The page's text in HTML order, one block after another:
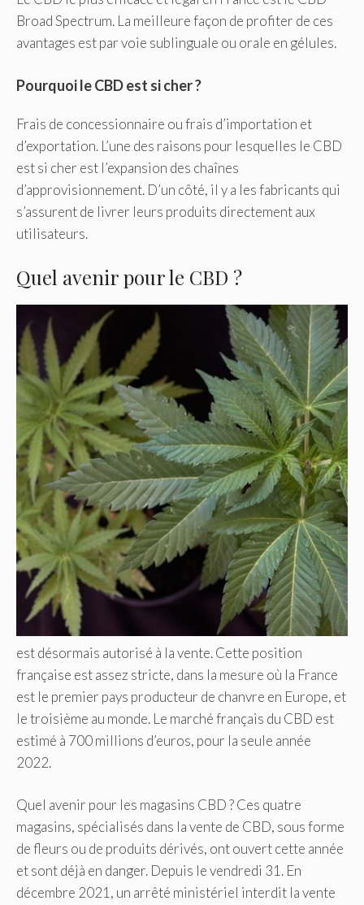
Broad Spectrum. La meilleure façon de profiter de ces
avantages est par voie sublinguale ou orale en gélules.
Pourquoi le CBD est si cher ?
Frais de concessionnaire ou frais d’importation et
d’exportation. L’une des raisons pour lesquelles le CBD
est si cher est l’expansion des chaînes
d’approvisionnement. D’un côté, il y a les fabricants qui
s’assurent de livrer leurs produits directement aux
utilisateurs.
Quel avenir pour le CBD ?
est désormais autorisé à la vente. Cette position
française est assez stricte, dans la mesure où la France
est le premier pays producteur de chanvre en Europe, et
le troisième au monde. Le marché français du CBD est
estimé à 700 millions d’euros, pour la seule année
2022.
Quel avenir pour les magasins CBD ? Ces quatre
magasins, spécialisés dans la vente de CBD, sous forme
de fleurs ou de produits dérivés, ont ouvert cette année
et sont déjà en danger. Depuis le vendredi 31. En
décembre 2021, un arrêté ministériel interdit la vente